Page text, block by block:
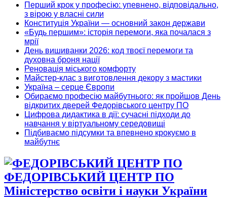
Перший крок у професію: упевнено, відповідально,
з вірою у власні сили
Конституція України — основний закон держави
«Будь першим»: історія перемоги, яка почалася з
мрії
День вишиванки 2026: код твоєї перемоги та
духовна броня нації
Реновація міського комфорту
Майстер-клас з виготовлення декору з мастики
Україна – серце Європи
Обираємо професію майбутнього: як пройшов День
відкритих дверей Федорівського центру ПО
Цифрова дидактика в дії: сучасні підходи до
навчання у віртуальному середовищі
Підбиваємо підсумки та впевнено крокуємо в
майбутнє
ФЕДОРІВСЬКИЙ ЦЕНТР ПО
Міністерство освіти і науки України